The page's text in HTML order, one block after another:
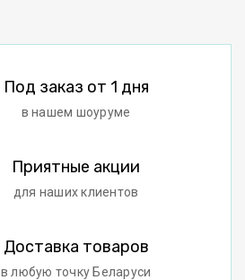
Под заказ от 1 дня
в нашем шоуруме
Приятные акции
для наших клиентов
Доставка товаров
в любую точку Беларуси